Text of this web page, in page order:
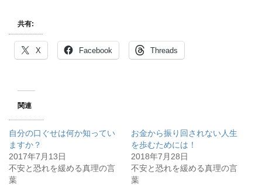
共有:
X Facebook Threads
関連
自分の口ぐせは何か知ってい
ますか？
2017年7月13日
不安と恐れを緩める真理の言
葉
お金から振り回されない人生
を歩むためには！
2018年7月28日
不安と恐れを緩める真理の言
葉